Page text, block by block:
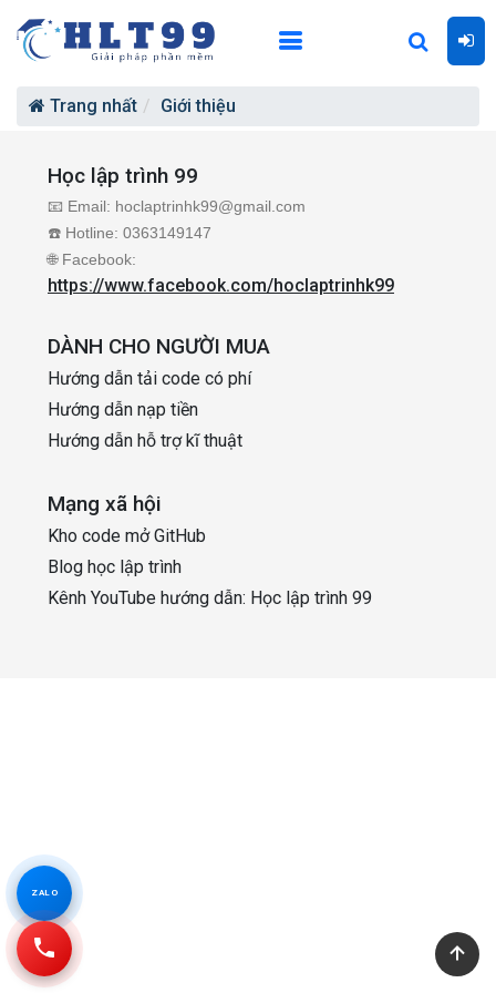
Trang nhất Giới thiệu
Học lập trình 99
📧 Email: hoclaptrinhk99@gmail.com
☎️ Hotline: 0363149147
🌐 Facebook:
https://www.facebook.com/hoclaptrinhk99
DÀNH CHO NGƯỜI MUA
Hướng dẫn tải code có phí
Hướng dẫn nạp tiền
Hướng dẫn hỗ trợ kĩ thuật
Mạng xã hội
Kho code mở GitHub
Blog học lập trình
Kênh YouTube hướng dẫn: Học lập trình 99
ZALO